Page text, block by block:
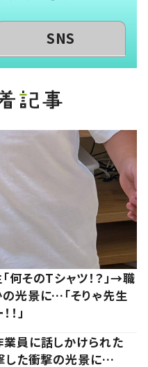
SNS
そのTシャツ！？」→職
光景に…「そりゃ先生
」
員に話しかけられた
した衝撃の光景に…